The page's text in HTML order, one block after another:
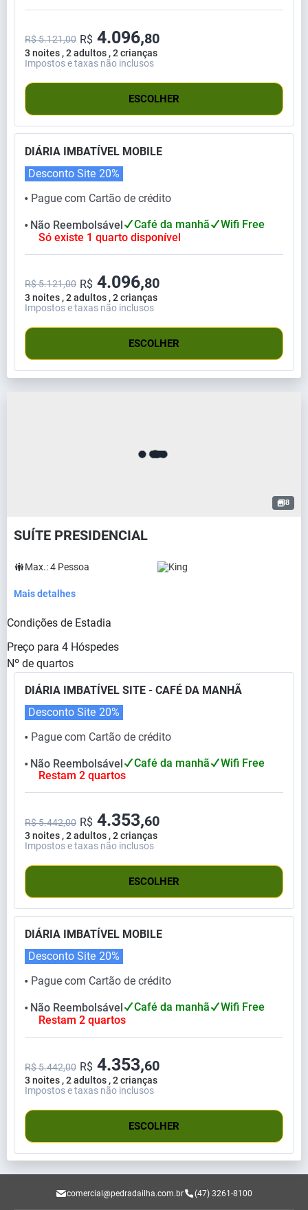
3 noites , 2 adultos , 2 crianças
R$ 5.121,00 R$ 4.096,80
Impostos e taxas não inclusos
ESCOLHER
DIÁRIA IMBATÍVEL MOBILE
⬤ Pague com Cartão de crédito
Desconto Site 20%
⬤ Não Reembolsável Café da manhã
Wifi Free
Só existe 1 quarto disponível
3 noites , 2 adultos , 2 crianças
R$ 5.121,00 R$ 4.096,80
Impostos e taxas não inclusos
ESCOLHER
8
SUÍTE PRESIDENCIAL
Max.:4 Pessoa King
Mais detalhes
Condições de Estadia
Preço para 4 Hóspedes
Nº de quartos
DIÁRIA IMBATÍVEL SITE - CAFÉ DA MANHÃ
⬤ Pague com Cartão de crédito
Desconto Site 20%
⬤ Não Reembolsável Café da manhã
Wifi Free
Restam 2 quartos
3 noites , 2 adultos , 2 crianças
R$ 5.442,00 R$ 4.353,60
Impostos e taxas não inclusos
ESCOLHER
DIÁRIA IMBATÍVEL MOBILE
⬤ Pague com Cartão de crédito
Desconto Site 20%
⬤ Não Reembolsável Café da manhã
Wifi Free
Restam 2 quartos
3 noites , 2 adultos , 2 crianças
R$ 5.442,00 R$ 4.353,60
Impostos e taxas não inclusos
ESCOLHER
comercial@pedradailha.com.br (47) 3261-8100